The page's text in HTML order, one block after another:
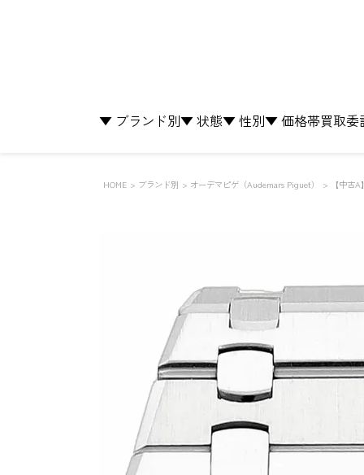
▼ ブランド別▼ 状態▼ 性別▼ 価格帯買取委
HOME ブランド別 オーデマピゲ（Audemars Piguet） 【中古